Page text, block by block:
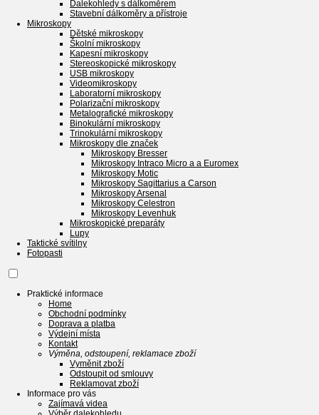
Dalekohledy s dálkoměrem
Stavební dálkoměry a přístroje
Mikroskopy
Dětské mikroskopy
Školní mikroskopy
Kapesní mikroskopy
Stereoskopické mikroskopy
USB mikroskopy
Videomikroskopy
Laboratorní mikroskopy
Polarizační mikroskopy
Metalografické mikroskopy
Binokulární mikroskopy
Trinokulární mikroskopy
Mikroskopy dle značek
Mikroskopy Bresser
Mikroskopy Intraco Micro a a Euromex
Mikroskopy Motic
Mikroskopy Sagittarius a Carson
Mikroskopy Arsenal
Mikroskopy Celestron
Mikroskopy Levenhuk
Mikroskopické preparáty
Lupy
Taktické svítilny
Fotopasti
Praktické informace
Home
Obchodní podmínky
Doprava a platba
Výdejní místa
Kontakt
Výměna, odstoupení, reklamace zboží
Vyměnit zboží
Odstoupit od smlouvy
Reklamovat zboží
Informace pro vás
Zajímavá videa